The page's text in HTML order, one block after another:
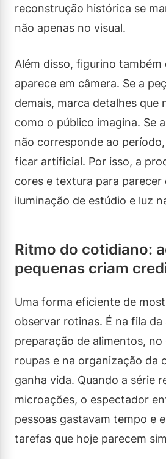
reconstrução histórica se
não apenas no visual.
Além disso, figurino
aparece em câmera. Se a
demais, marca detalhes que
como o público imagina. Se
não corresponde ao
ficar artificial. Por isso, a
cores e textura para parecer
iluminação de estúdio e luz
Ritmo do cotidiano:
pequenas criam
Uma forma eficiente de
observar rotinas. É na fila da
preparação de alimentos, no
roupas e na organização da
ganha vida. Quando a série
microações, o espectador
pessoas gastavam tempo e
tarefas que hoje parecem